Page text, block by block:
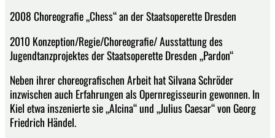
2008 Choreografie „Chess“ an der Staatsoperette Dresden
2010 Konzeption/Regie/Choreografie/ Ausstattung des
Jugendtanzprojektes der Staatsoperette Dresden „Pardon“
Neben ihrer choreografischen Arbeit hat Silvana Schröder
inzwischen auch Erfahrungen als Opernregisseurin gewonnen. In
Kiel etwa inszenierte sie „Alcina“ und „Julius Caesar“ von Georg
Friedrich Händel.